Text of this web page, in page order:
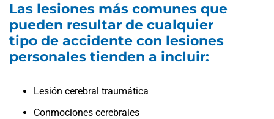
Las lesiones más comunes que
pueden resultar de cualquier
tipo de accidente con lesiones
personales tienden a incluir:
Lesión cerebral traumática
Conmociones cerebrales